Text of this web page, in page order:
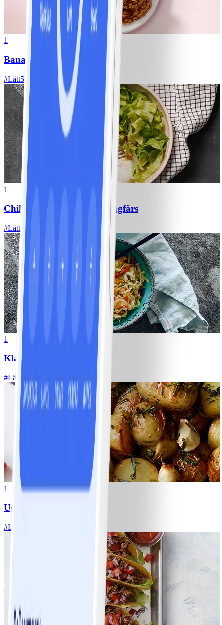
1
Bananpannkakor
#Lätt5 MIN
1
Chili con carne med kycklingfärs
#Lätt
1
Klassisk vitkålssallad
#Lätt 20 MIN
1
Ugnsrostad potatis
#Lätt